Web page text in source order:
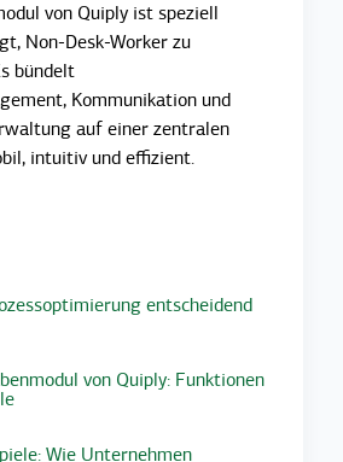
von Quiply ist speziell
Non-Desk-Worker zu
bündelt
Kommunikation und
auf einer zentralen
intuitiv und effizient.
entscheidend
von Quiply: Funktionen
Wie Unternehmen